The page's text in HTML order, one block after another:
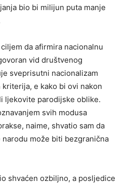
bio bi milijun puta manje
da afirmira nacionalnu
vid društvenog
sveprisutni nacionalizam
e kako bi ovi nakon
ljekovite parodijske oblike.
svih modusa
naime, shvatio sam da
može biti bezgranična
shvaćen ozbiljno, a posljedice